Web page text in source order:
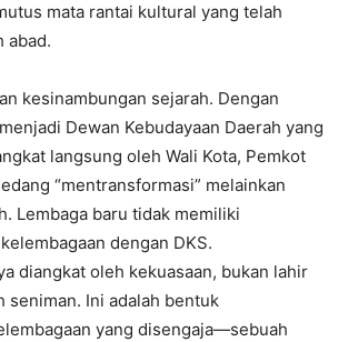
mata rantai kultural yang telah
abad.
kesinambungan sejarah. Dengan
Dewan Kebudayaan Daerah yang
langsung oleh Wali Kota, Pemkot
“mentransformasi” melainkan
Lembaga baru tidak memiliki
dengan DKS.
diangkat oleh kekuasaan, bukan lahir
seniman. Ini adalah bentuk
yang disengaja—sebuah